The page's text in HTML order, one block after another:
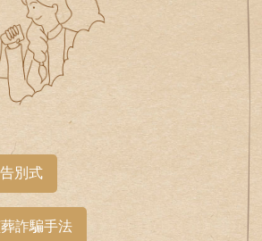
別式
詐騙手法